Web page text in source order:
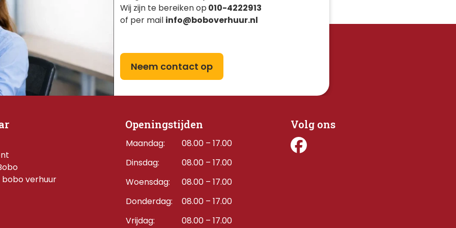
Wij zijn te bereiken op 010-4222913
of per mail info@boboverhuur.nl
Neem contact op
verhuur
Openingstijden
Maandag:
08.00 – 17.00
Dinsdag:
08.00 – 17.00
Woensdag:
08.00 – 17.00
Donderdag: 08.00 – 17.00
Vrijdag:
08.00 – 17.00
Volg ons